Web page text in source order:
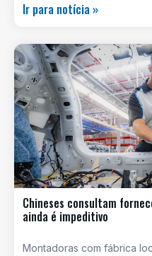
Ir para notícia »
Chineses consultam
ainda é impeditivo
Montadoras com fábrica